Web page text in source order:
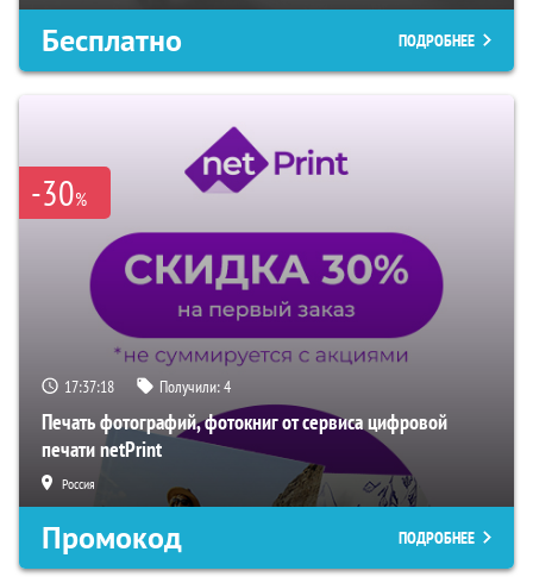
Бесплатно ПОДРОБНЕЕ
-30%
17:37:17 Получили:4
Печать фотографий, фотокниг от сервиса цифровой
печати netPrint
Россия
Промокод ПОДРОБНЕЕ